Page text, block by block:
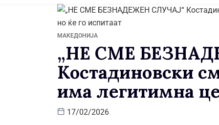
МАКЕДОНИЈА
„НE СМЕ
Костадиновски
има легитимна
17/02/2026